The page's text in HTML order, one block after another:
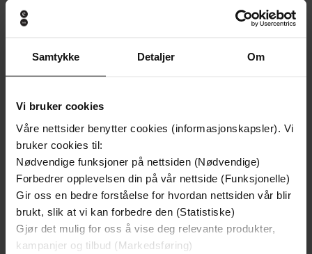
Samtykke Detaljer Om
Vi bruker cookies
Våre nettsider benytter cookies (informasjonskapsler). Vi
bruker cookies til:
Nødvendige funksjoner på nettsiden (Nødvendige)
Forbedrer opplevelsen din på vår nettside (Funksjonelle)
Gir oss en bedre forståelse for hvordan nettsiden vår blir
brukt, slik at vi kan forbedre den (Statistiske)
Gjør det mulig for oss å vise deg relevante produkter,
kampanjer og tilbud (Markedsføring)
199,-
Minnesota
Jo Nesbø
Første gang på tilbud
349,-
Utskudd
Jørn Lier Horst